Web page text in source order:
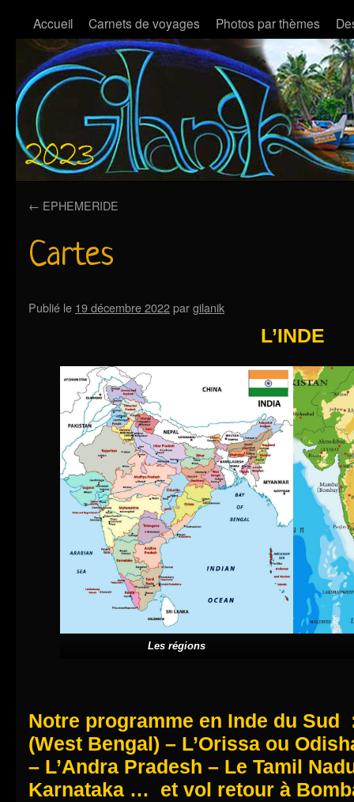
Accueil Carnets de voyages Photos par thèmes
← EPHEMERIDE
Cartes
Publié le 19 décembre 2022pargilanik
L’INDE
Les régions
Notre programme en Inde du Sud
(West Bengal) – L’Orissa ou
– L’Andra Pradesh – Le Tamil
Karnataka … et vol retour à